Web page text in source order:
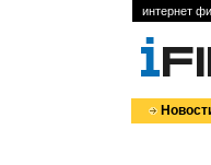
интернет